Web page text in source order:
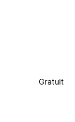
Gratuit